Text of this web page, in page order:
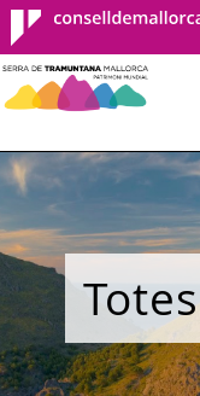
Consell
Mallorca